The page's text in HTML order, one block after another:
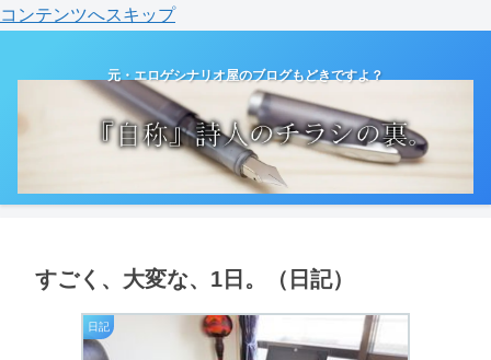
コンテンツへスキップ
元・エロゲシナリオ屋のブログもどきですよ？
すごく、大変な、1日。（日記）
日記